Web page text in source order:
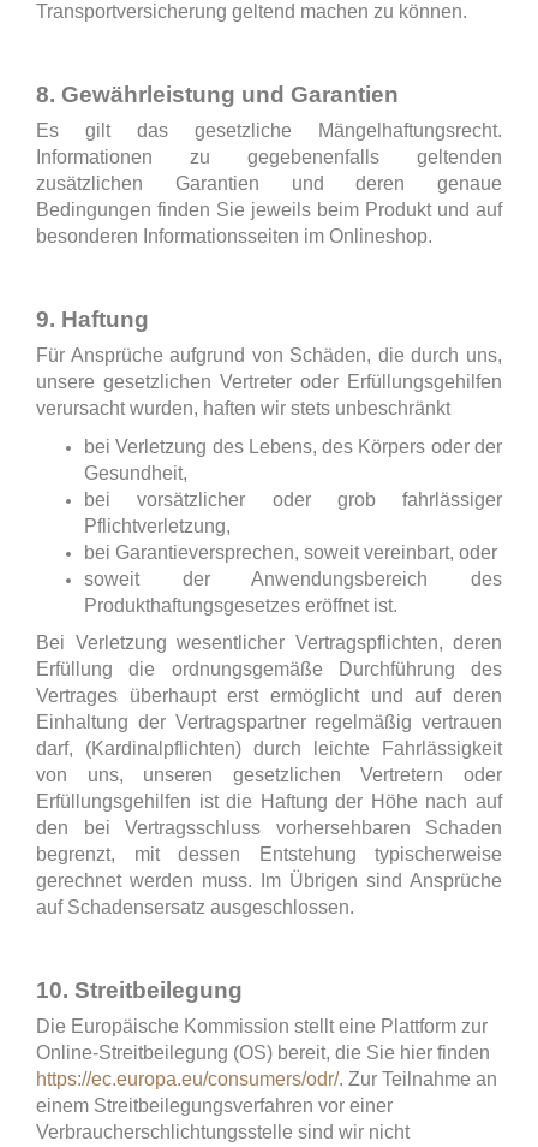
Transportversicherung geltend machen zu können.
8. Gewährleistung und Garantien
Es gilt das gesetzliche Mängelhaftungsrecht.
Informationen zu gegebenenfalls geltenden
zusätzlichen Garantien und deren genaue
Bedingungen finden Sie jeweils beim Produkt und auf
besonderen Informationsseiten im Onlineshop.
9. Haftung
Für Ansprüche aufgrund von Schäden, die durch uns,
unsere gesetzlichen Vertreter oder Erfüllungsgehilfen
verursacht wurden, haften wir stets unbeschränkt
bei Verletzung des Lebens, des Körpers oder der
Gesundheit,
bei vorsätzlicher oder grob fahrlässiger
Pflichtverletzung,
bei Garantieversprechen, soweit vereinbart, oder
soweit der Anwendungsbereich des
Produkthaftungsgesetzes eröffnet ist.
Bei Verletzung wesentlicher Vertragspflichten, deren
Erfüllung die ordnungsgemäße Durchführung des
Vertrages überhaupt erst ermöglicht und auf deren
Einhaltung der Vertragspartner regelmäßig vertrauen
darf, (Kardinalpflichten) durch leichte Fahrlässigkeit
von uns, unseren gesetzlichen Vertretern oder
Erfüllungsgehilfen ist die Haftung der Höhe nach auf
den bei Vertragsschluss vorhersehbaren Schaden
begrenzt, mit dessen Entstehung typischerweise
gerechnet werden muss. Im Übrigen sind Ansprüche
auf Schadensersatz ausgeschlossen.
10. Streitbeilegung
Die Europäische Kommission stellt eine Plattform zur
Online-Streitbeilegung (OS) bereit, die Sie hier finden
https://ec.europa.eu/consumers/odr/. Zur Teilnahme an
einem Streitbeilegungsverfahren vor einer
Verbraucherschlichtungsstelle sind wir nicht